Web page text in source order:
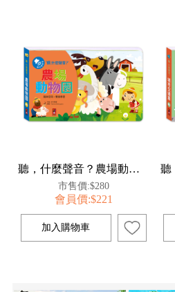
聽，什麼聲音？農場動物園
市售價:$280
會員價:$221